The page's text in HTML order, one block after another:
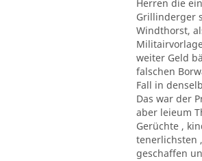
Herren die
Grillinderger
Windthorst,
weiter Geld
falschen
Fall in
Das war der
aber leieum
Gerüchte ,
tenerlichsten
geschaffen